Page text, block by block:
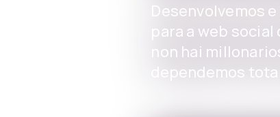
Desenvolvemos
para a web
non hai
dependemos